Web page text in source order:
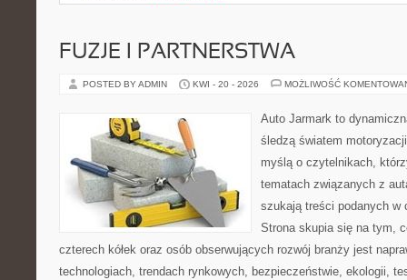
FUZJE I PARTNERSTWA
POSTED BY ADMIN KWI - 20 - 2026 MOŻLIWOŚĆ
Auto Jarmark to
śledzą światem
myślą o czytelnikach,
tematach związanych z
szukają treści podanych
Strona skupia się na tym,
czterech kółek oraz osób obserwujących rozwój branży jest
technologiach, trendach rynkowych, bezpieczeństwie, ekologii,